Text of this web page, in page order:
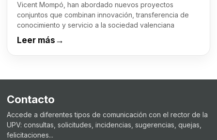
Vicent Mompó, han abordado nuevos proyectos
conjuntos que combinan innovación, transferencia de
conocimiento y servicio a la sociedad valenciana
Leer más→
Contacto
Accede a diferentes tipos de comunicación con el rector de la
UPV: consultas, solicitudes, incidencias, sugerencias, quejas,
felicitaciones...